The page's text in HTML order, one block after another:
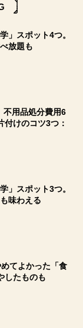
」スポット4つ。
放題も
不用品処分費用6
付けのコツ3つ：
」スポット3つ。
味わえる
てよかった「食
したものも